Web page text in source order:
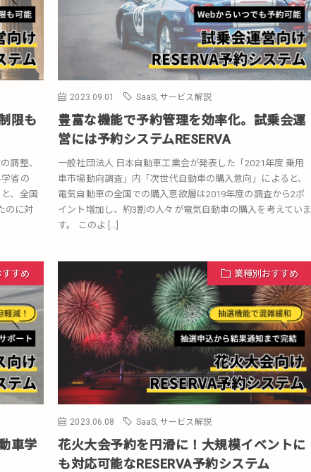
限も
調整、
省の
、全国
のに対
2023.09.01 SaaS,サービス解説
豊富な機能で予約管理を効率化。試乗会運
営には予約システムRESERVA
一般社団法人 日本自動車工業会が発表した「2021年度 乗用
車市場動向調査」内「次世代自動車の購入意向」によると、
電気自動車の全国での購入意欲層は2019年度の調査から2ポ
イント増加し、約3割の人々が電気自動車の購入を考えていま
す。 このよ […]
すすめ
車学
業種別おすすめ
2023.06.08 SaaS,サービス解説
花火大会予約を円滑に！大規模イベントに
も対応可能なRESERVA予約システム